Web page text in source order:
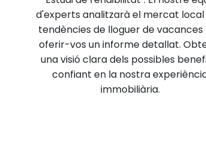
d'experts analitzarà el mercat local
tendències de lloguer de
oferir-vos un informe detallat.
una visió clara dels possibles
confiant en la nostra
immobiliària.